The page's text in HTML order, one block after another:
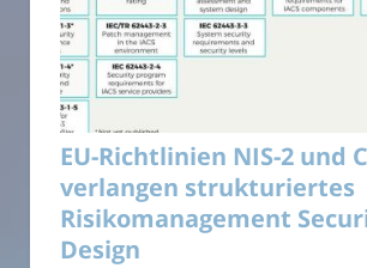
EU-Richtlinien NIS-2 und
verlangen strukturiertes
Risikomanagement
Design